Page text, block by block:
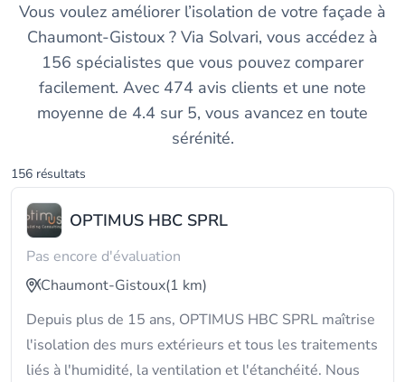
Vous voulez améliorer l’isolation de votre façade à
Chaumont-Gistoux ? Via Solvari, vous accédez à
156 spécialistes que vous pouvez comparer
facilement. Avec 474 avis clients et une note
moyenne de 4.4 sur 5, vous avancez en toute
sérénité.
156 résultats
OPTIMUS HBC SPRL
Pas encore d'évaluation
Chaumont-Gistoux(1 km)
Depuis plus de 15 ans, OPTIMUS HBC SPRL maîtrise
l'isolation des murs extérieurs et tous les traitements
liés à l'humidité, la ventilation et l'étanchéité. Nous